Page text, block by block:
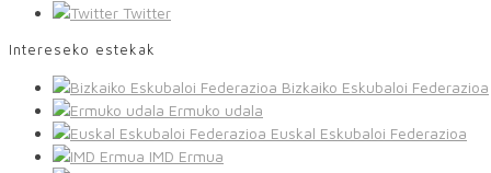
Twitter
Intereseko estekak
Bizkaiko Eskubaloi Federazioa
Ermuko udala
Euskal Eskubaloi Federazioa
IMD Ermua